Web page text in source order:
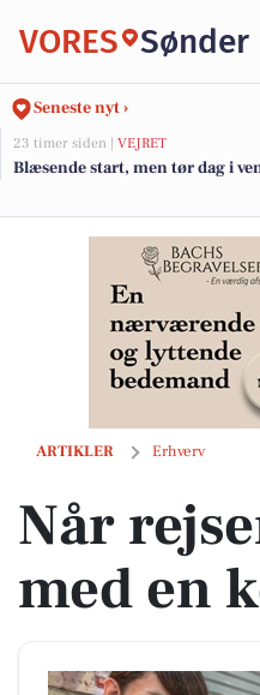
VORES Sønder
Seneste nyt ›
23 timer siden | VEJRET
Blæsende start, men tør dag i
ARTIKLER Erhverv
Når rejsen starter med en
Når
med en